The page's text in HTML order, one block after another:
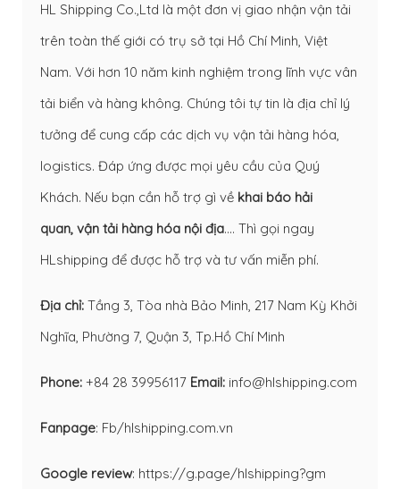
HL Shipping Co.,Ltd là một đơn vị giao nhận vận tải
trên toàn thế giới có trụ sở tại Hồ Chí Minh, Việt
Nam. Với hơn 10 năm kinh nghiệm trong lĩnh vực vân
tải biển và hàng không. Chúng tôi tự tin là địa chỉ lý
tưởng để cung cấp các dịch vụ vận tải hàng hóa,
logistics. Đáp ứng được mọi yêu cầu của Quý
Khách. Nếu bạn cần hỗ trợ gì về khai báo hải
quan, vận tải hàng hóa nội địa…. Thì gọi ngay
HLshipping để được hỗ trợ và tư vấn miễn phí.
Địa chỉ: Tầng 3, Tòa nhà Bảo Minh, 217 Nam Kỳ Khởi
Nghĩa, Phường 7, Quận 3, Tp.Hồ Chí Minh
Phone: +84 28 39956117 Email: info@hlshipping.com
Fanpage: Fb/hlshipping.com.vn
Google review: https://g.page/hlshipping?gm